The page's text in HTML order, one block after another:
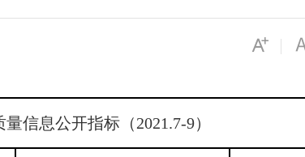
信息公开指标（2021.7-9）